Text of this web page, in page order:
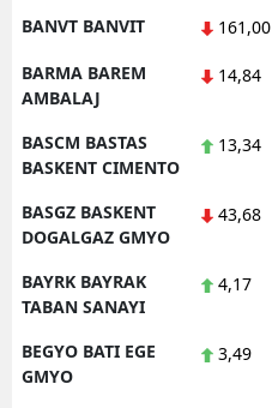
BANVT BANVIT 161,00
BARMA BAREM
AMBALAJ
14,84
BASCM BASTAS
BASKENT CIMENTO
13,34
BASGZ BASKENT
DOGALGAZ GMYO
43,68
BAYRK BAYRAK
TABAN SANAYI
4,17
BEGYO BATI EGE
GMYO
3,49